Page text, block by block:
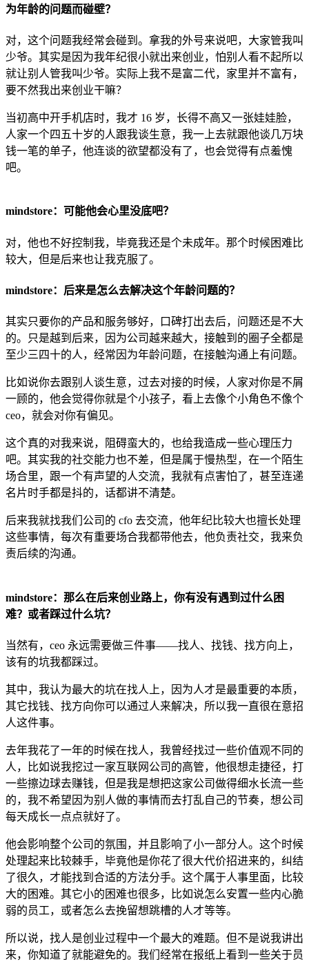
为年龄的问题而碰壁？
对，这个问题我经常会碰到。拿我的外号来说吧，大家管我叫
少爷。其实是因为我年纪很小就出来创业，怕别人看不起所以
就让别人管我叫少爷。实际上我不是富二代，家里并不富有，
要不然我出来创业干嘛？
当初高中开手机店时，我才 16 岁，长得不高又一张娃娃脸，
人家一个四五十岁的人跟我谈生意，我一上去就跟他谈几万块
钱一笔的单子，他连谈的欲望都没有了，也会觉得有点羞愧
吧。
mindstore：可能他会心里没底吧？
对，他也不好控制我，毕竟我还是个未成年。那个时候困难比
较大，但是后来也让我克服了。
mindstore：后来是怎么去解决这个年龄问题的？
其实只要你的产品和服务够好，口碑打出去后，问题还是不大
的。只是越到后来，因为公司越来越大，接触到的圈子全都是
至少三四十的人，经常因为年龄问题，在接触沟通上有问题。
比如说你去跟别人谈生意，过去对接的时候，人家对你是不屑
一顾的，他会觉得你就是个小孩子，看上去像个小角色不像个
ceo，就会对你有偏见。
这个真的对我来说，阻碍蛮大的，也给我造成一些心理压力
吧。其实我的社交能力也不差，但是属于慢热型，在一个陌生
场合里，跟一个有声望的人交流，我就有点害怕了，甚至连递
名片时手都是抖的，话都讲不清楚。
后来我就找我们公司的 cfo 去交流，他年纪比较大也擅长处理
这些事情，每次有重要场合我都带他去，他负责社交，我来负
责后续的沟通。
mindstore：那么在后来创业路上，你有没有遇到过什么困
难？或者踩过什么坑？
当然有，ceo 永远需要做三件事——找人、找钱、找方向上，
该有的坑我都踩过。
其中，我认为最大的坑在找人上，因为人才是最重要的本质，
其它找钱、找方向你可以通过人来解决，所以我一直很在意招
人这件事。
去年我花了一年的时候在找人，我曾经找过一些价值观不同的
人，比如说我挖过一家互联网公司的高管，他很想走捷径，打
一些擦边球去赚钱，但是我是想把这家公司做得细水长流一些
的，我不希望因为别人做的事情而去打乱自己的节奏，想公司
每天成长一点点就好了。
他会影响整个公司的氛围，并且影响了小一部分人。这个时候
处理起来比较棘手，毕竟他是你花了很大代价招进来的，纠结
了很久，才能找到合适的方法分手。这个属于人事里面，比较
大的困难。其它小的困难也很多，比如说怎么安置一些内心脆
弱的员工，或者怎么去挽留想跳槽的人才等等。
所以说，找人是创业过程中一个最大的难题。但不是说我讲出
来，你知道了就能避免的。我们经常在报纸上看到一些关于员